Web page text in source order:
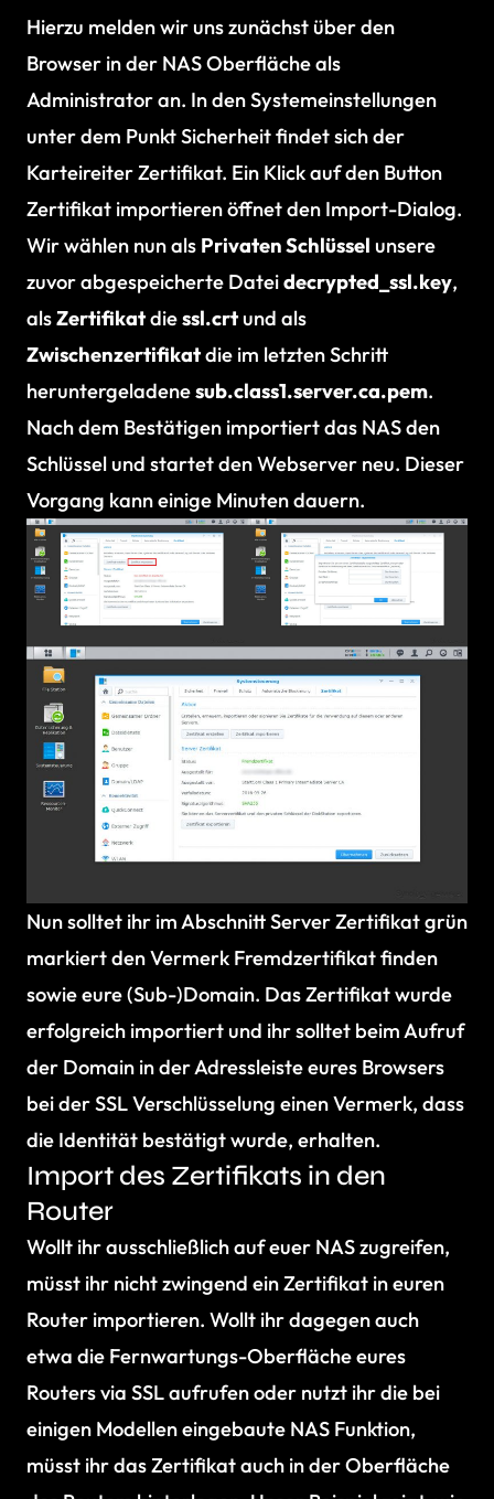
Hierzu melden wir uns zunächst über den
Browser in der NAS Oberfläche als
Administrator an. In den Systemeinstellungen
unter dem Punkt Sicherheit findet sich der
Karteireiter Zertifikat. Ein Klick auf den Button
Zertifikat importieren öffnet den Import-Dialog.
Wir wählen nun als Privaten Schlüssel unsere
zuvor abgespeicherte Dateidecrypted_ssl.key,
alsZertifikatdiessl.crtund als
Zwischenzertifikatdie im letzten Schritt
heruntergeladenesub.class1.server.ca.pem.
Nach dem Bestätigen importiert das NAS den
Schlüssel und startet den Webserver neu. Dieser
Vorgang kann einige Minuten dauern.
Nun solltet ihr im Abschnitt Server Zertifikat grün
markiert den Vermerk Fremdzertifikat finden
sowie eure (Sub-)Domain. Das Zertifikat wurde
erfolgreich importiert und ihr solltet beim Aufruf
der Domain in der Adressleiste eures Browsers
bei der SSL Verschlüsselung einen Vermerk, dass
die Identität bestätigt wurde, erhalten.
Import des Zertifikats in den
Router
Wollt ihr ausschließlich auf euer NAS zugreifen,
müsst ihr nicht zwingend ein Zertifikat in euren
Router importieren. Wollt ihr dagegen auch
etwa die Fernwartungs-Oberfläche eures
Routers via SSL aufrufen oder nutzt ihr die bei
einigen Modellen eingebaute NAS Funktion,
müsst ihr das Zertifikat auch in der Oberfläche